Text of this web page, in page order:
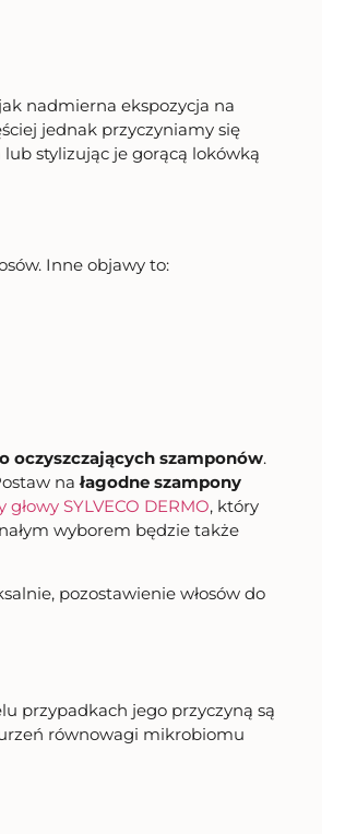
nadmierna ekspozycja na
jednak przyczyniamy się
stylizując je gorącą lokówką
Inne objawy to:
oczyszczających szamponów.
nałagodne szampony
SYLVECO DERMO, który
wyborem będzie także
pozostawienie włosów do
przypadkach jego przyczyną są
równowagi mikrobiomu